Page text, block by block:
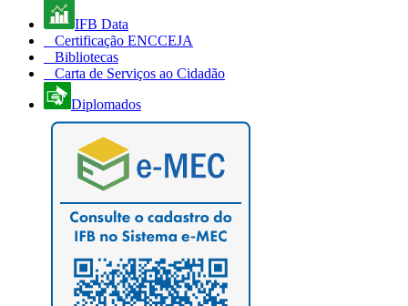
IFB Data
Certificação ENCCEJA
Bibliotecas
Carta de Serviços ao Cidadão
Diplomados